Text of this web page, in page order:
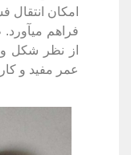
امکان انتقال
فراهم
از نظر شکل و
عمر مفید و